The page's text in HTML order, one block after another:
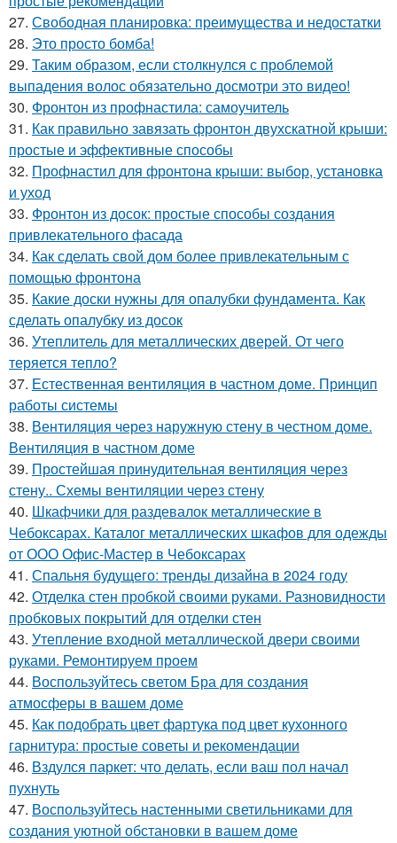
27. Свободная планировка: преимущества и недостатки
28. Это просто бомба!
29. Таким образом, если столкнулся с проблемой
выпадения волос обязательно досмотри это видео!
30. Фронтон из профнастила: самоучитель
31. Как правильно завязать фронтон двухскатной крыши:
простые и эффективные способы
32. Профнастил для фронтона крыши: выбор, установка
и уход
33. Фронтон из досок: простые способы создания
привлекательного фасада
34. Как сделать свой дом более привлекательным с
помощью фронтона
35. Какие доски нужны для опалубки фундамента. Как
сделать опалубку из досок
36. Утеплитель для металлических дверей. От чего
теряется тепло?
37. Естественная вентиляция в частном доме. Принцип
работы системы
38. Вентиляция через наружную стену в честном доме.
Вентиляция в частном доме
39. Простейшая принудительная вентиляция через
стену.. Схемы вентиляции через стену
40. Шкафчики для раздевалок металлические в
Чебоксарах. Каталог металлических шкафов для одежды
от ООО Офис-Мастер в Чебоксарах
41. Спальня будущего: тренды дизайна в 2024 году
42. Отделка стен пробкой своими руками. Разновидности
пробковых покрытий для отделки стен
43. Утепление входной металлической двери своими
руками. Ремонтируем проем
44. Воспользуйтесь светом Бра для создания
атмосферы в вашем доме
45. Как подобрать цвет фартука под цвет кухонного
гарнитура: простые советы и рекомендации
46. Вздулся паркет: что делать, если ваш пол начал
пухнуть
47. Воспользуйтесь настенными светильниками для
создания уютной обстановки в вашем доме